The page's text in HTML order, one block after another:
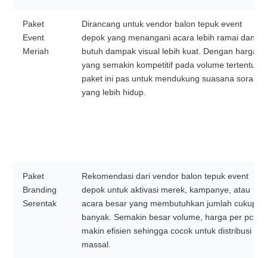
Paket
Event
Meriah
Dirancang untuk vendor balon tepuk event
depok yang menangani acara lebih ramai dan
butuh dampak visual lebih kuat. Dengan harga
yang semakin kompetitif pada volume tertentu,
paket ini pas untuk mendukung suasana sorak
yang lebih hidup.
Paket
Branding
Serentak
Rekomendasi dari vendor balon tepuk event
depok untuk aktivasi merek, kampanye, atau
acara besar yang membutuhkan jumlah cukup
banyak. Semakin besar volume, harga per pcs
makin efisien sehingga cocok untuk distribusi
massal.